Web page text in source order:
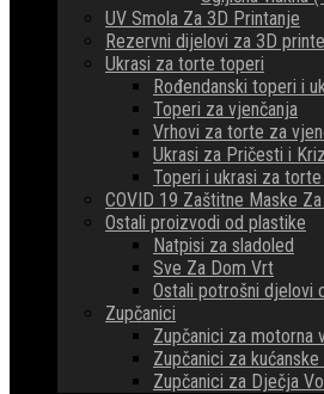
UV Smola Za 3D Printanje
Rezervni dijelovi za 3D
Ukrasi za torte toperi
Rođendanski toperi i
Toperi za vjenčanja
Vrhovi za torte za
Ukrasi za Pričesti i
Toperi i ukrasi za
COVID 19 Zaštitne Maske
Ostali proizvodi od plastike
Natpisi za sladoled
Sve Za Dom Vrt
Ostali potrošni djelovi
Zupčanici
Zupčanici za motorna
Zupčanici za
Zupčanici za Dječja